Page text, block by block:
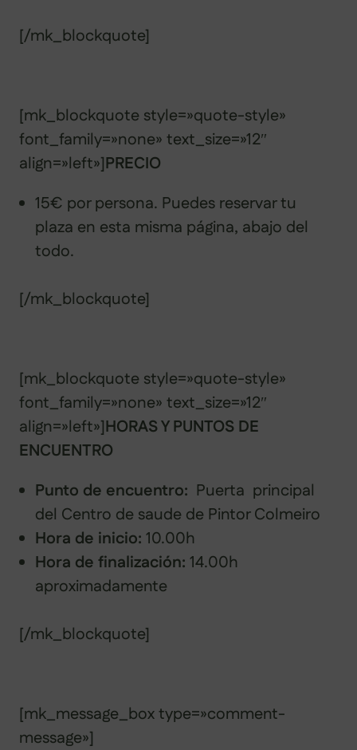
[/mk_blockquote]
[mk_blockquote style=»quote-style»
font_family=»none» text_size=»12″
align=»left»]PRECIO
15€ por persona. Puedes reservar tu
plaza en esta misma página, abajo del
todo.
[/mk_blockquote]
[mk_blockquote style=»quote-style»
font_family=»none» text_size=»12″
align=»left»]HORAS Y PUNTOS DE
ENCUENTRO
Punto de encuentro: Puerta principal
del Centro de saude de Pintor Colmeiro
Hora de inicio: 10.00h
Hora de finalización: 14.00h
aproximadamente
[/mk_blockquote]
[mk_message_box type=»comment-
message»]